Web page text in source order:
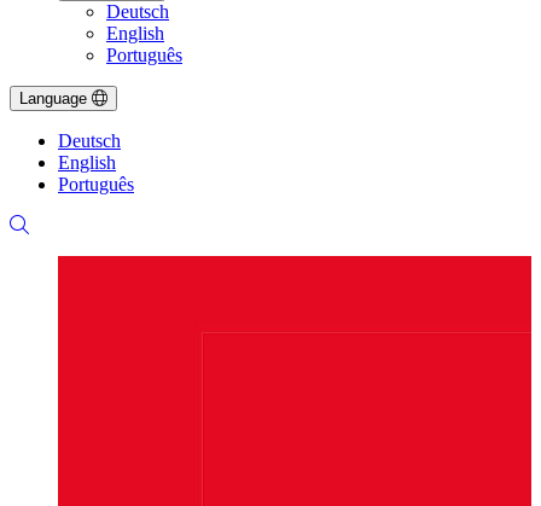
Deutsch
English
Português
Language
Deutsch
English
Português